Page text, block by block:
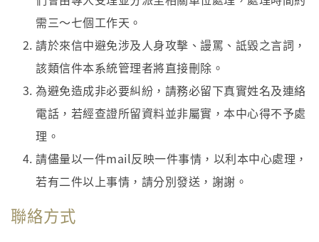
需三～七個工作天。
請於來信中避免涉及人身攻擊、謾罵、詆毀之言詞，
該類信件本系統管理者將直接刪除。
為避免造成非必要糾紛，請務必留下真實姓名及連絡
電話，若經查證所留資料並非屬實，本中心得不予處
理。
請儘量以一件mail反映一件事情，以利本中心處理，
若有二件以上事情，請分別發送，謝謝。
聯絡方式